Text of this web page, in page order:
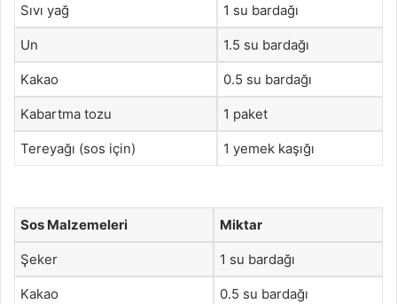
Sıvı yağ 1 su bardağı
Un 1.5 su bardağı
Kakao 0.5 su bardağı
Kabartma tozu 1 paket
Tereyağı (sos için) 1 yemek kaşığı
Sos Malzemeleri Miktar
Şeker 1 su bardağı
Kakao 0.5 su bardağı